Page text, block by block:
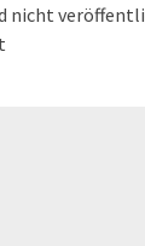
nicht